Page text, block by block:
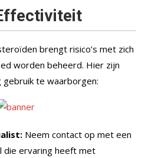
brengt risico’s met zich
worden beheerd. Hier zijn
gebruik te waarborgen:
Neem contact op met een
die ervaring heeft met